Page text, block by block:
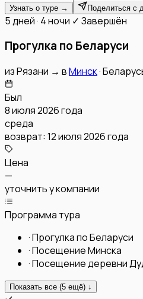
Узнать о туре → Поделиться с
5 дней · 4 ночи ✓ Завершён
Прогулка по Беларуси
изРязани → вМинск·
Был
8 июля 2026 года
среда
возврат: 12 июля 2026 года
Цена
—
уточнить у компании
Программа тура
·Прогулка по Беларуси
·Посещение Минска
·Посещение деревни
Показать все (5 ещё) ↓